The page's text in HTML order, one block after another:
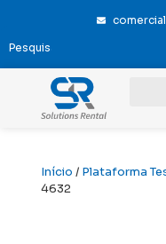
Início / Plataforma
4632